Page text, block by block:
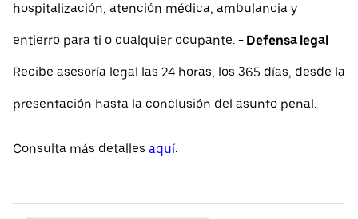
hospitalización, atención médica, ambulancia y
entierro para ti o cualquier ocupante. - Defensa legal
Recibe asesoría legal las 24 horas, los 365 días, desde la
presentación hasta la conclusión del asunto penal.
Consulta más detalles aquí.